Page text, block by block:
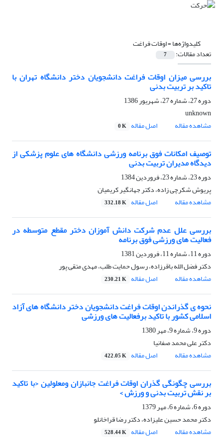
کلیدواژه‌ها =اوقات فراغت
تعداد مقالات: 7
بررسی میزان اوقات فراغت دانشجویان دختر دانشگاه تهران با
تاکید بر تربیت بدنی
دوره 27، شماره 27، شهریور 1386
unknown
مشاهده مقاله
اصل مقاله 0 K
توصیف امکانات فوق برنامه ورزشی دانشگاه های علوم پزشکی از
دیدگاه مدیران تربیت بدنی
دوره 23، شماره 23، فروردین 1384
پریوش شکرچی زاده، دکتر جهانگیر کریمیان
مشاهده مقاله
اصل مقاله 332.18 K
بررسی علل عدم شرکت دانش آموزان دختر مقطع متوسطه در
فعالیت های ورزشی فوق برنامه
دوره 11، شماره 11، فروردین 1381
دکتر فضل الله باقرزاده، رسول حمایت طلب، مهدی متقی پور
مشاهده مقاله
اصل مقاله 230.21 K
نحوه ی گذراندن اوقات فراغت دانشجویان دختر دانشگاه های آزاد
اسلامی کشور با تاکید برفعالیت های ورزشی
دوره 9، شماره 9، مهر 1380
دکتر علی محمد صفانیا
مشاهده مقاله
اصل مقاله 422.05 K
بررسی چگونگی گذران اوقات فراغت جانبازان ومعلولین ‹با تاکید
بر نقش تربیت بدنی و ورزش ›
دوره 6، شماره 6، مهر 1379
دکتر محمد حسین علیزاده، دکتر رضا قراخانلو
مشاهده مقاله
اصل مقاله 528.44 K